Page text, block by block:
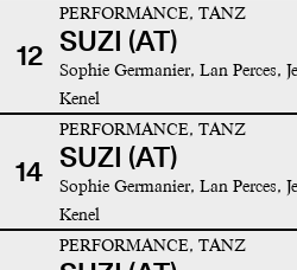
12
PERFORMANCE, TANZ
SUZI (AT)
Sophie Germanier, Lan Perces,
Kenel
14
PERFORMANCE, TANZ
SUZI (AT)
Sophie Germanier, Lan Perces,
Kenel
PERFORMANCE, TANZ